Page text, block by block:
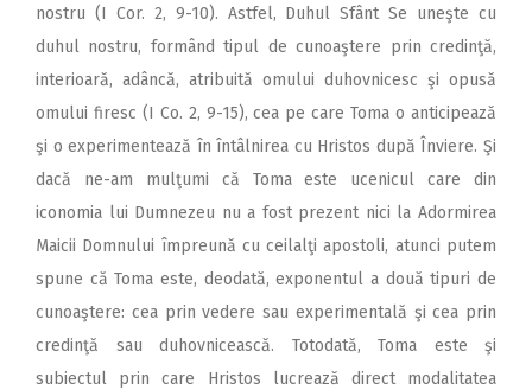
nostru (I Cor. 2, 9-10). Astfel, Duhul Sfânt Se uneşte cu
duhul nostru, formând tipul de cunoaştere prin credinţă,
interioară, adâncă, atribuită omului duhovnicesc şi opusă
omului firesc (I Co. 2, 9-15), cea pe care Toma o anticipează
şi o experimentează în întâlnirea cu Hristos după Înviere. Şi
dacă ne-am mulţumi că Toma este ucenicul care din
iconomia lui Dumnezeu nu a fost prezent nici la Adormirea
Maicii Domnului împreună cu ceilalţi apostoli, atunci putem
spune că Toma este, deodată, exponentul a două tipuri de
cunoaştere: cea prin vedere sau experimentală şi cea prin
credinţă sau duhovnicească. Totodată, Toma este şi
subiectul prin care Hristos lucrează direct modalitatea